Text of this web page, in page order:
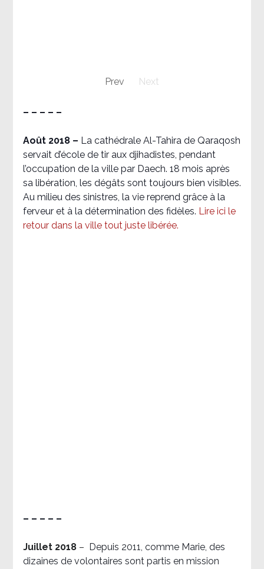
Prev Next
– – – – –
Août 2018 – La cathédrale Al-Tahira de Qaraqosh
servait d’école de tir aux djihadistes, pendant
l’occupation de la ville par Daech. 18 mois après
sa libération, les dégâts sont toujours bien visibles.
Au milieu des sinistres, la vie reprend grâce à la
ferveur et à la détermination des fidèles. Lire ici le
retour dans la ville tout juste libérée.
– – – – –
Juillet 2018 –
Depuis 2011, comme Marie, des
dizaines de volontaires sont partis en mission